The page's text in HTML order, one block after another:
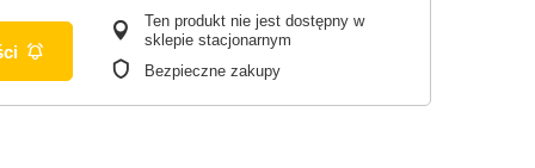
Ten produkt nie jest dostępny w
sklepie stacjonarnym
Bezpieczne zakupy